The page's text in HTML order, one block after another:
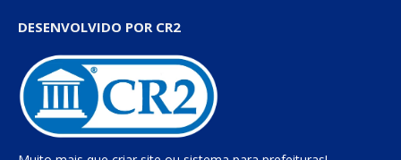
DESENVOLVIDO POR CR2